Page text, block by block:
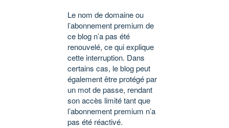
Le nom de domaine ou
l’abonnement premium de
ce blog n’a pas été
renouvelé, ce qui explique
cette interruption. Dans
certains cas, le blog peut
également être protégé par
un mot de passe, rendant
son accès limité tant que
l’abonnement premium n’a
pas été réactivé.